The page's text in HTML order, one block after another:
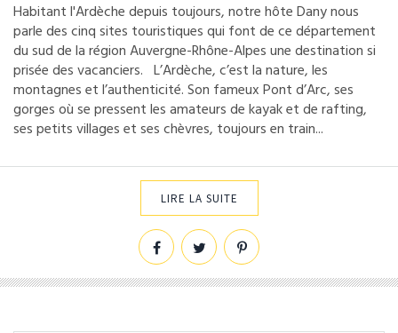
Habitant l'Ardèche depuis toujours, notre hôte Dany nous
parle des cinq sites touristiques qui font de ce département
du sud de la région Auvergne-Rhône-Alpes une destination si
prisée des vacanciers. L’Ardèche, c’est la nature, les
montagnes et l’authenticité. Son fameux Pont d’Arc, ses
gorges où se pressent les amateurs de kayak et de rafting,
ses petits villages et ses chèvres, toujours en train...
LIRE LA SUITE